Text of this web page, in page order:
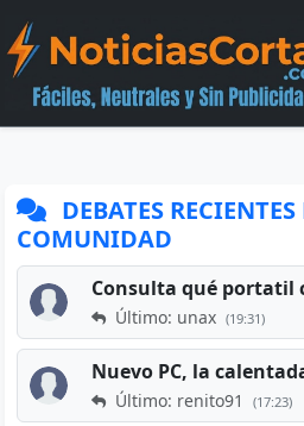
DEBATES
COMUNIDAD
Consulta qué portatil
Último: unax (19:31)
Nuevo PC, la
Último: renito91 (17:23)